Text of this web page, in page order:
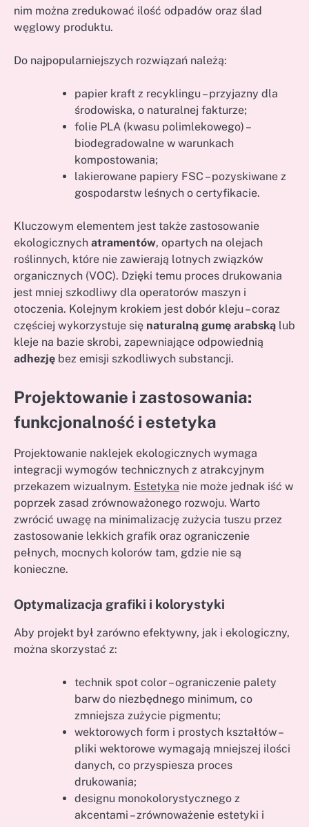
nim można zredukować ilość odpadów oraz ślad
węglowy produktu.
Do najpopularniejszych rozwiązań należą:
papier kraft z recyklingu – przyjazny dla
środowiska, o naturalnej fakturze;
folie PLA (kwasu polimlekowego) –
biodegradowalne w warunkach
kompostowania;
lakierowane papiery FSC – pozyskiwane z
gospodarstw leśnych o certyfikacie.
Kluczowym elementem jest także zastosowanie
ekologicznych atramentów, opartych na olejach
roślinnych, które nie zawierają lotnych związków
organicznych (VOC). Dzięki temu proces drukowania
jest mniej szkodliwy dla operatorów maszyn i
otoczenia. Kolejnym krokiem jest dobór kleju – coraz
częściej wykorzystuje się naturalną gumę arabską lub
kleje na bazie skrobi, zapewniające odpowiednią
adhezję bez emisji szkodliwych substancji.
Projektowanie i zastosowania:
funkcjonalność i estetyka
Projektowanie naklejek ekologicznych wymaga
integracji wymogów technicznych z atrakcyjnym
przekazem wizualnym. Estetyka nie może jednak iść w
poprzek zasad zrównoważonego rozwoju. Warto
zwrócić uwagę na minimalizację zużycia tuszu przez
zastosowanie lekkich grafik oraz ograniczenie
pełnych, mocnych kolorów tam, gdzie nie są
konieczne.
Optymalizacja grafiki i kolorystyki
Aby projekt był zarówno efektywny, jak i ekologiczny,
można skorzystać z:
technik spot color – ograniczenie palety
barw do niezbędnego minimum, co
zmniejsza zużycie pigmentu;
wektorowych form i prostych kształtów –
pliki wektorowe wymagają mniejszej ilości
danych, co przyspiesza proces
drukowania;
designu monokolorystycznego z
akcentami – zrównoważenie estetyki i